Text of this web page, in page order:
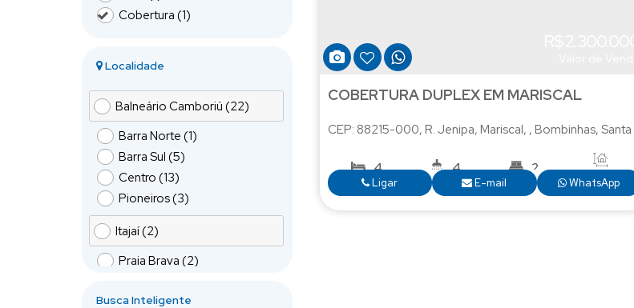
Cobertura (1)
Localidade
Balneário Camboriú (22)
Barra Norte (1)
Barra Sul (5)
Centro (13)
Pioneiros (3)
Itajaí (2)
Praia Brava (2)
Bombinhas (1)
Busca Inteligente
COBERTURA DUPLEX EM MARISCAL
CEP: 88215-000, R. Jenipa, Mariscal , Bombinhas, Santa Catarina
4 4 2 160 .00 m²
Ligar E-mail WhatsApp